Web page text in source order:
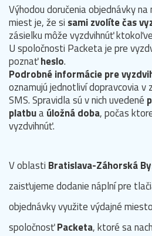
Výhodou doručenia objednávky
miest je, že si sami zvolíte čas
zásielku môže vyzdvihnúť
U spoločnosti Packeta je pre
poznaťheslo.
Podrobné informácie pre
oznamujú jednotliví dopravcovia v
SMS. Spravidla sú v nich uvedené
platbuaúložná doba, počas
vyzdvihnúť.
V oblasti Bratislava-Záhorská
zaisťujeme dodanie náplní pre
objednávky využite výdajné
spoločnosťPacketa, ktoré sa